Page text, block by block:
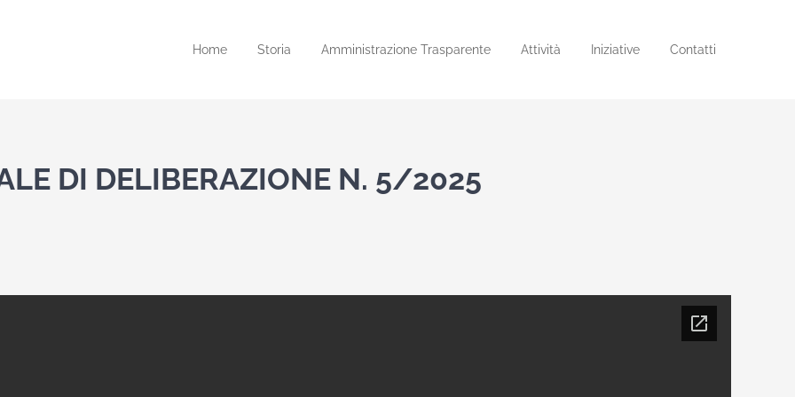
Home Storia Amministrazione Trasparente Attività Iniziative Contatti
DI DELIBERAZIONE N. 5/2025